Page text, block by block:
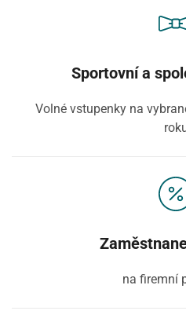
Sportovní a
Volné vstupenky na
na firemní